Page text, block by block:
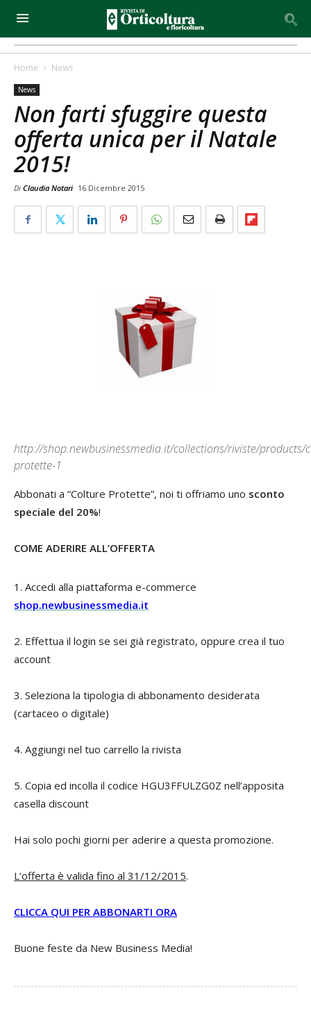
Home News
News
Non farti sfuggire questa
offerta unica per il Natale
2015!
Di Claudia Notari 16 Dicembre 2015
http://shop.newbusinessmedia.it/collections/riviste/products/
protette-1
Abbonati a “Colture Protette”, noi ti offriamo uno sconto
speciale del 20%!
COME ADERIRE ALL’OFFERTA
1. Accedi alla piattaforma e-commerce
shop.newbusinessmedia.it
2. Effettua il login se sei già registrato, oppure crea il tuo
account
3. Seleziona la tipologia di abbonamento desiderata
(cartaceo o digitale)
4. Aggiungi nel tuo carrello la rivista
5. Copia ed incolla il codice HGU3FFULZG0Z nell’apposita
casella discount
Hai solo pochi giorni per aderire a questa promozione.
L’offerta è valida fino al 31/12/2015.
CLICCA QUI PER ABBONARTI ORA
Buone feste da New Business Media!